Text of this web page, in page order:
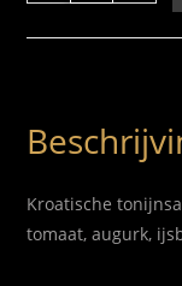
Kroatische
tomaat, augurk,